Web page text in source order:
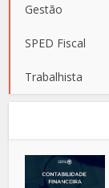
Gestão
SPED Fiscal
Trabalhista